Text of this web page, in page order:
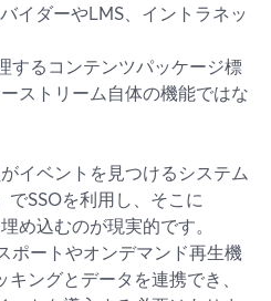
イダーやLMS、イントラネッ
するコンテンツパッケージ標
ストリーム自体の機能ではな
イベントを見つけるシステム
でSSOを利用し、そこに
め込むのが現実的です。
ポートやオンデマンド再生機
ングとデータを連携でき、